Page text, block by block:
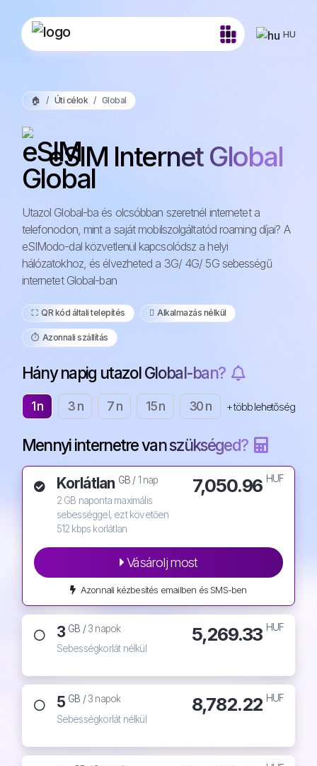
HU
🏠 Úti célok Global
eSIM Internet Global
Utazol Global-ba és olcsóbban szeretnél internetet a
telefonodon, mint a saját mobilszolgáltatód roaming díjai? A
eSIModo-dal közvetlenül kapcsolódsz a helyi
hálózatokhoz, és élvezheted a 3G/ 4G/ 5G sebességű
internetet Global-ban
⛶️️ QR kód általi telepítés ️ Alkalmazás nélkül
⏱️️ Azonnali szállítás
Hány napig utazol Global-ban?
1 n 3 n 7 n 15 n 30 n + több lehetőség
Mennyi internetre van szükséged?
Korlátlan GB /1 nap
2 GB naponta maximális
sebességgel, ezt követően
512 kbps korlátlan
7,050.96 HUF
Vásárolj most
Azonnali kézbesítés emailben és SMS-ben
3 GB /3 napok
Sebességkorlát nélkül
5,269.33 HUF
5 GB /3 napok
Sebességkorlát nélkül
8,782.22 HUF